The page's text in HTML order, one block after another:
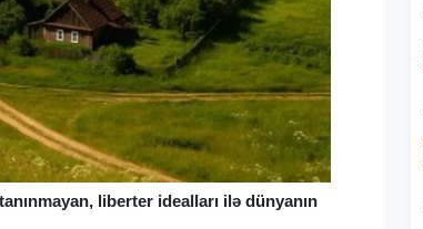
liberter idealları ilə dünyanın